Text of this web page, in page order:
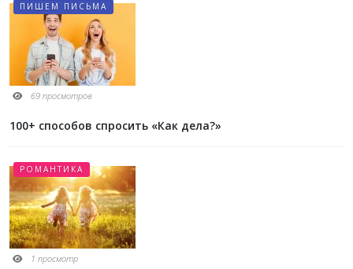
ПИШЕМ ПИСЬМА
69 просмотров
100+ способов спросить «Как дела?»
РОМАНТИКА
1 просмотр